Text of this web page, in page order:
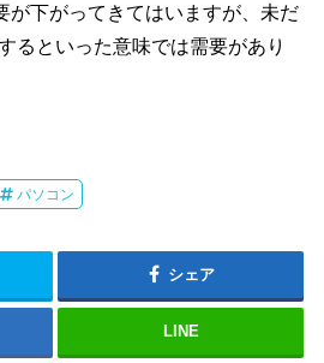
が下がってきてはいますが、未だ
るといった意味では需要があり
パソコン
シェア
LINE